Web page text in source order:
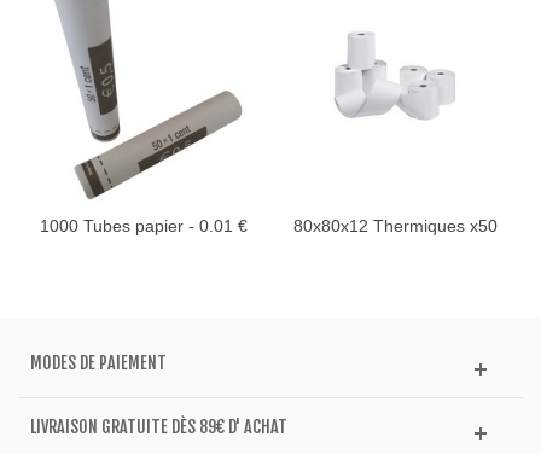
1000 Tubes papier - 0.01 € 80x80x12 Thermiques x50
MODES DE PAIEMENT
LIVRAISON GRATUITE DÈS 89€ D' ACHAT